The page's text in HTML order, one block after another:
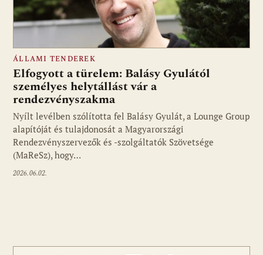
ÁLLAMI TENDEREK
Elfogyott a türelem: Balásy Gyulától
személyes helytállást vár a
rendezvényszakma
Nyílt levélben szólította fel Balásy Gyulát, a Lounge Group
alapítóját és tulajdonosát a Magyarországi
Rendezvényszervezők és -szolgáltatók Szövetsége
(MaReSz), hogy…
2026.06.02.